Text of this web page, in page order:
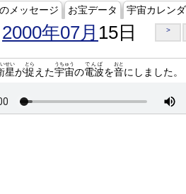
メッセージ お宝データ 宇宙カレン
2000年07月 15日 >
星
いせい
が捉
とら
えた宇宙
うちゅう
の電波
でんぱ
を音
おと
にしました。